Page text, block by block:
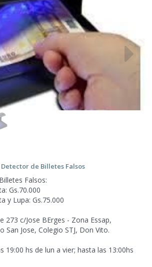
de Billetes Falsos
Falsos:
Gs.70.000
y Lupa: Gs.75.000
273 c/Jose BErges - Zona Essap,
San Jose, Colegio STJ, Don Vito.
19:00 hs de lun a vier; hasta las 13:00hs